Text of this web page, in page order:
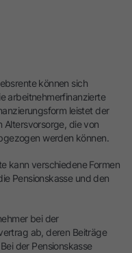
können sich
arbeitnehmerfinanzierte
leistet der
Altersvorsorge, die von
werden können.
kann verschiedene Formen
Pensionskasse und den
bei der
ab, deren Beiträge
der Pensionskasse